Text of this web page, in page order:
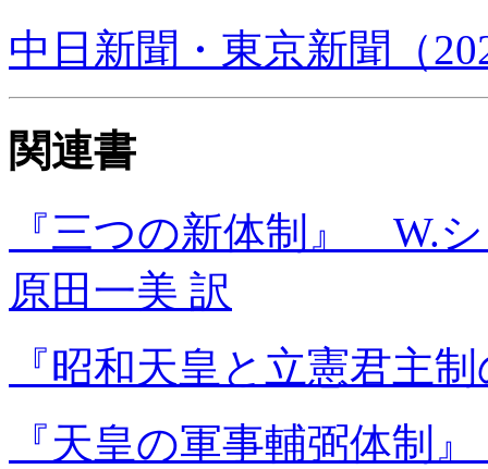
中日新聞・東京新聞（
関連書
『三つの新体制』 W.
原田一美 訳
『昭和天皇と立憲君主
『天皇の軍事輔弼体制